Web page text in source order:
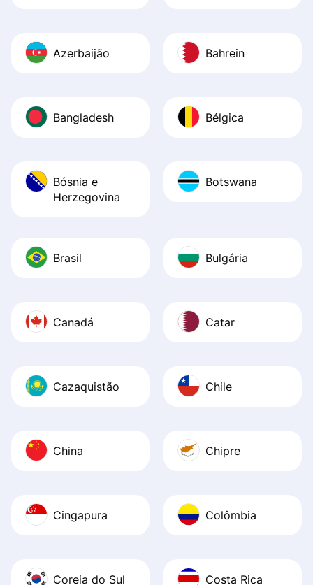
Azerbaijão Bahrein
Bangladesh Bélgica
Bósnia e
Herzegovina
Botswana
Brasil Bulgária
Canadá Catar
Cazaquistão Chile
China Chipre
Cingapura Colômbia
Coreia do Sul Costa Rica